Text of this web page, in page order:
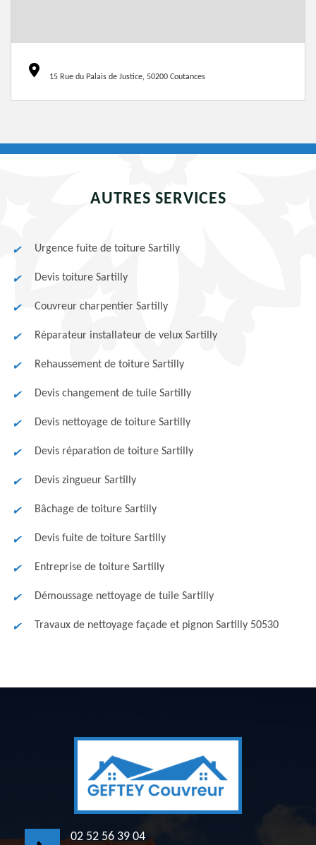
15 Rue du Palais de Justice, 50200 Coutances
AUTRES SERVICES
Urgence fuite de toiture Sartilly
Devis toiture Sartilly
Couvreur charpentier Sartilly
Réparateur installateur de velux Sartilly
Rehaussement de toiture Sartilly
Devis changement de tuile Sartilly
Devis nettoyage de toiture Sartilly
Devis réparation de toiture Sartilly
Devis zingueur Sartilly
Bâchage de toiture Sartilly
Devis fuite de toiture Sartilly
Entreprise de toiture Sartilly
Démoussage nettoyage de tuile Sartilly
Travaux de nettoyage façade et pignon Sartilly 50530
02 52 56 39 04